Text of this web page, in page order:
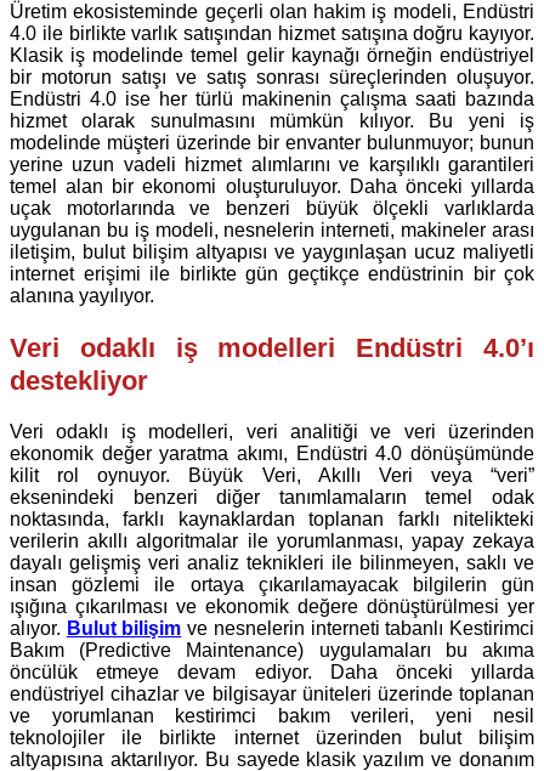
Üretim ekosisteminde geçerli olan hakim iş modeli, Endüstri
4.0 ile birlikte varlık satışından hizmet satışına doğru kayıyor.
Klasik iş modelinde temel gelir kaynağı örneğin endüstriyel
bir motorun satışı ve satış sonrası süreçlerinden oluşuyor.
Endüstri 4.0 ise her türlü makinenin çalışma saati bazında
hizmet olarak sunulmasını mümkün kılıyor. Bu yeni iş
modelinde müşteri üzerinde bir envanter bulunmuyor; bunun
yerine uzun vadeli hizmet alımlarını ve karşılıklı garantileri
temel alan bir ekonomi oluşturuluyor. Daha önceki yıllarda
uçak motorlarında ve benzeri büyük ölçekli varlıklarda
uygulanan bu iş modeli, nesnelerin interneti, makineler arası
iletişim, bulut bilişim altyapısı ve yaygınlaşan ucuz maliyetli
internet erişimi ile birlikte gün geçtikçe endüstrinin bir çok
alanına yayılıyor.
Veri odaklı iş modelleri Endüstri 4.0’ı
destekliyor
Veri odaklı iş modelleri, veri analitiği ve veri üzerinden
ekonomik değer yaratma akımı, Endüstri 4.0 dönüşümünde
kilit rol oynuyor. Büyük Veri, Akıllı Veri veya “veri”
eksenindeki benzeri diğer tanımlamaların temel odak
noktasında, farklı kaynaklardan toplanan farklı nitelikteki
verilerin akıllı algoritmalar ile yorumlanması, yapay zekaya
dayalı gelişmiş veri analiz teknikleri ile bilinmeyen, saklı ve
insan gözlemi ile ortaya çıkarılamayacak bilgilerin gün
ışığına çıkarılması ve ekonomik değere dönüştürülmesi yer
alıyor. Bulut bilişim ve nesnelerin interneti tabanlı Kestirimci
Bakım (Predictive Maintenance) uygulamaları bu akıma
öncülük etmeye devam ediyor. Daha önceki yıllarda
endüstriyel cihazlar ve bilgisayar üniteleri üzerinde toplanan
ve yorumlanan kestirimci bakım verileri, yeni nesil
teknolojiler ile birlikte internet üzerinden bulut bilişim
altyapısına aktarılıyor. Bu sayede klasik yazılım ve donanım